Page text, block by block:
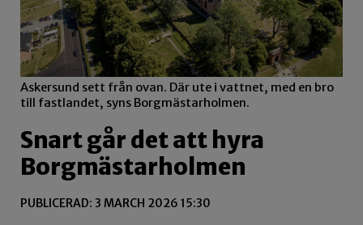
Askersund sett från ovan. Där ute i vattnet, med en bro
till fastlandet, syns Borgmästarholmen.
Snart går det att hyra
Borgmästarholmen
PUBLICERAD: 3 MARCH 2026 15:30